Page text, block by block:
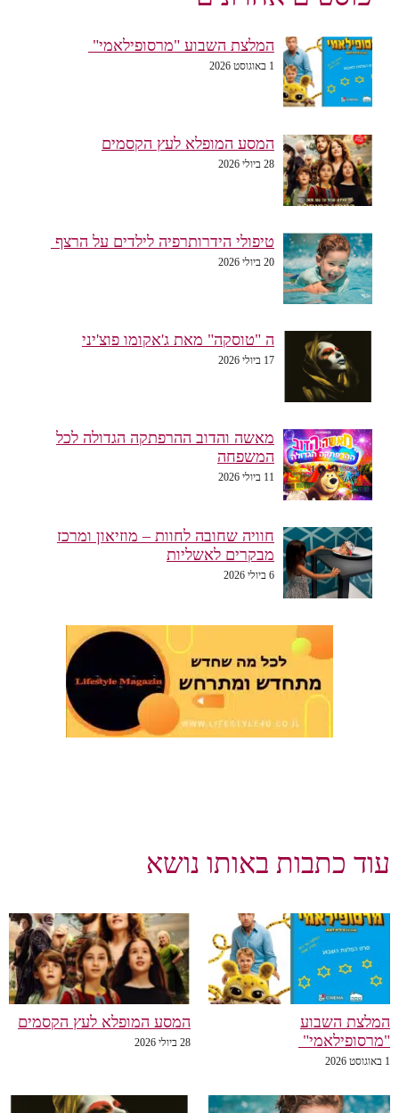
המלצת השבוע "מרסופילאמי"
1 באוגוסט 2026
המסע המופלא לעץ הקסמים
28 ביולי 2026
טיפולי הידרותרפיה לילדים על הרצף
20 ביולי 2026
ה "טוסקה" מאת ג'אקומו פוצ'יני
17 ביולי 2026
מאשה והדוב ההרפתקה הגדולה לכל
המשפחה
11 ביולי 2026
חוויה שחובה לחוות – מוזיאון ומרכז
מבקרים לאשליות
6 ביולי 2026
עוד כתבות באותו נושא
המלצת השבוע
"מרסופילאמי"
1 באוגוסט 2026
המסע המופלא לעץ הקסמים
28 ביולי 2026